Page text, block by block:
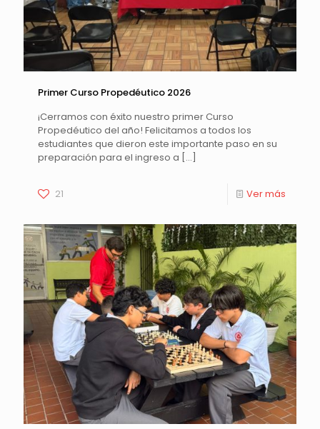
Primer Curso Propedéutico 2026
¡Cerramos con éxito nuestro primer Curso
Propedéutico del año! Felicitamos a todos los
estudiantes que dieron este importante paso en su
preparación para el ingreso a […]
21 Ver más